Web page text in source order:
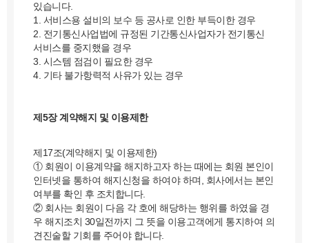
있습니다.
1. 서비스용 설비의 보수 등 공사로 인한 부득이한 경우
2. 전기통신사업법에 규정된 기간통신사업자가 전기통신
서비스를 중지했을 경우
3. 시스템 점검이 필요한 경우
4. 기타 불가항력적 사유가 있는 경우
제5장 계약해지 및 이용제한
제17조(계약해지 및 이용제한)
① 회원이 이용계약을 해지하고자 하는 때에는 회원 본인이
인터넷을 통하여 해지신청을 하여야 하며, 회사에서는 본인
여부를 확인 후 조치합니다.
② 회사는 회원이 다음 각 호에 해당하는 행위를 하였을 경
우 해지조치 30일전까지 그 뜻을 이용고객에게 통지하여 의
견진술할 기회를 주어야 합니다.